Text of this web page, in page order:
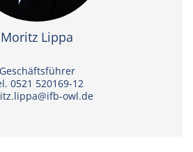
Moritz Lippa
Geschäftsführer
0521 520169-12
owl.de